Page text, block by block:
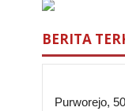
BERITA
Purworejo,